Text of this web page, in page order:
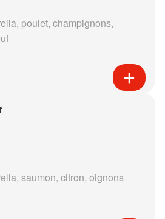
poulet, champignons,
saumon, citron, oignons